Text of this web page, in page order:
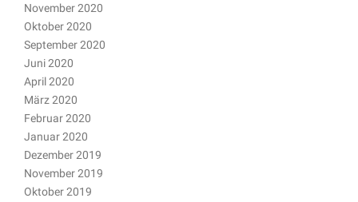
November 2020
Oktober 2020
September 2020
Juni 2020
April 2020
März 2020
Februar 2020
Januar 2020
Dezember 2019
November 2019
Oktober 2019